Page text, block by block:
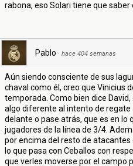
rabona, eso Solari tiene que saber
Pablo · hace 404 semanas
Aún siendo consciente de sus
chaval como él, creo que Vinicius
temporada. Como bien dice
algo diferente al intento de
delante o pase atrás, que es en lo
jugadores de la línea de 3/4.
por encima del resto de
lo que pasa con Ceballos con
que verles moverse por el campo